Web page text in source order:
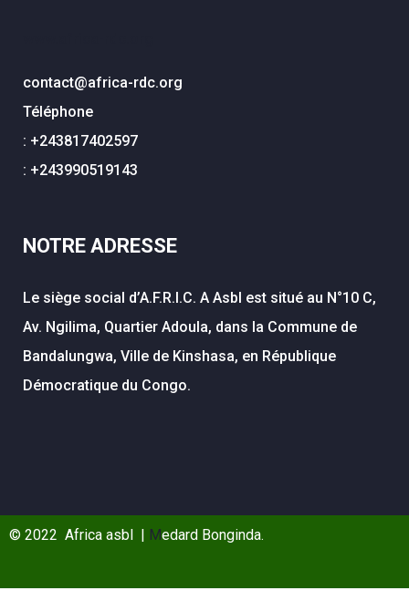
contact@africa-rdc.org
Téléphone
: +243817402597
: +243990519143
NOTRE ADRESSE
Le siège social d’A.F.R.I.C. A Asbl est situé au N°10 C,
Av. Ngilima, Quartier Adoula, dans la Commune de
Bandalungwa, Ville de Kinshasa, en République
Démocratique du Congo.
© 2022 Africa asbl | Medard Bonginda.